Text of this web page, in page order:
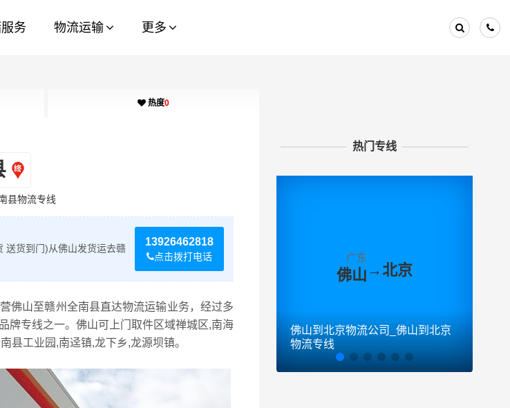
务 物流运输 更多
热度0
县物流专线
13926462818
点击拨打电话
送货到门)从佛山发货运去赣
佛山至赣州全南县直达物流运输业务，经过多
牌专线之一。佛山可上门取件区域禅城区,南海
县工业园,南迳镇,龙下乡,龙源坝镇。
热门专线
广东
佛山 →北京
佛山到北京物流公司_佛山到北京
物流专线